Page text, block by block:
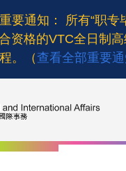
要通知： 所有“职专
资格的VTC全日制
。（ 查看全部重要